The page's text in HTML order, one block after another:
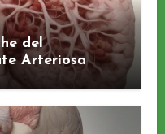
del
Arteriosa